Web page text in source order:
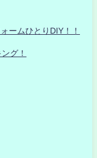
ームひとりDIY！！
グ！